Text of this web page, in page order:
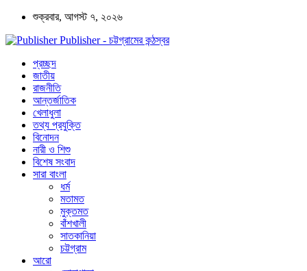
শুক্রবার, আগস্ট ৭, ২০২৬
Publisher - চট্টগ্রামের কন্ঠস্বর
প্রচ্ছদ
জাতীয়
রাজনীতি
আন্তর্জাতিক
খেলাধুলা
তথ্য প্রযুক্তি
বিনোদন
নারী ও শিশু
বিশেষ সংবাদ
সারা বাংলা
ধর্ম
মতামত
মুক্তমত
বাঁশখালী
সাতকানিয়া
চট্টগ্রাম
আরো